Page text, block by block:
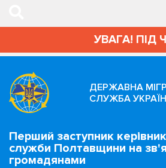
УВАГА! ПІД
ДЕРЖАВНА
СЛУЖБА
Перший заступник
служби Полтавщини на
громадянами